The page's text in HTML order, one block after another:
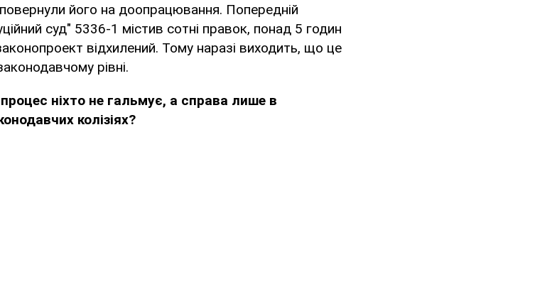
його на доопрацювання. Попередній
суд" 5336-1 містив сотні правок, понад 5 годин
відхилений. Тому наразі виходить, що це
рівні.
ніхто не гальмує, а справа лише в
колізіях?